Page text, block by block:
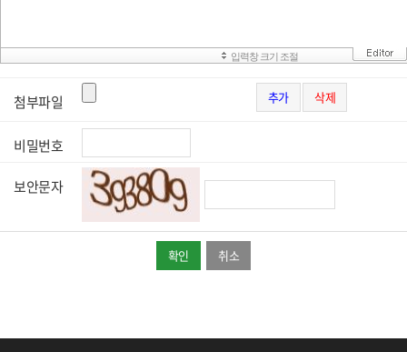
첨부파일 추가 삭제
비밀번호
보안문자
취소